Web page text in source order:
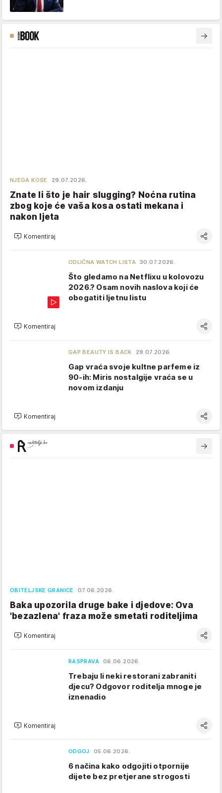
NJEGA KOSE 29.07.2026.
Znate li što je hair slugging? Noćna rutina
zbog koje će vaša kosa ostati mekana i
nakon ljeta
Komentiraj
ODLIČNA WATCH LISTA 30.07.2026.
Što gledamo na Netflixu u kolovozu
2026.? Osam novih naslova koji će
obogatiti ljetnu listu
Komentiraj
GAP BEAUTY IS BACK 29.07.2026.
Gap vraća svoje kultne parfeme iz
90-ih: Miris nostalgije vraća se u
novom izdanju
Komentiraj
OBITELJSKE GRANICE 07.06.2026.
Baka upozorila druge bake i djedove: Ova
'bezazlena' fraza može smetati roditeljima
Komentiraj
RASPRAVA 06.06.2026.
Trebaju li neki restorani zabraniti
djecu? Odgovor roditelja mnoge je
iznenadio
Komentiraj
ODGOJ 05.06.2026.
6 načina kako odgojiti otpornije
dijete bez pretjerane strogosti